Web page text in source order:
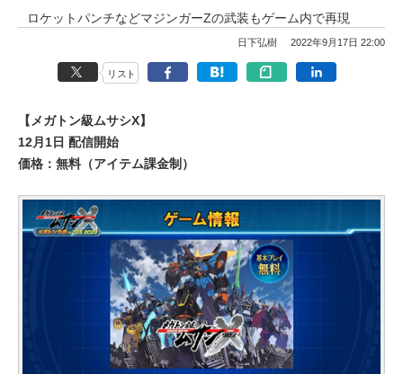
ロケットパンチなどマジンガーZの武装もゲーム内で再現
日下弘樹 2022年9月17日 22:00
リスト
【メガトン級ムサシX】
12月1日 配信開始
価格：無料（アイテム課金制）